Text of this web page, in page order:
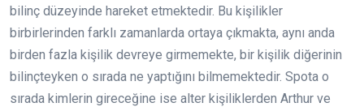
bilinç düzeyinde hareket etmektedir. Bu kişilikler
birbirlerinden farklı zamanlarda ortaya çıkmakta, aynı anda
birden fazla kişilik devreye girmemekte, bir kişilik diğerinin
bilinçteyken o sırada ne yaptığını bilmemektedir. Spota o
sırada kimlerin gireceğine ise alter kişiliklerden Arthur ve